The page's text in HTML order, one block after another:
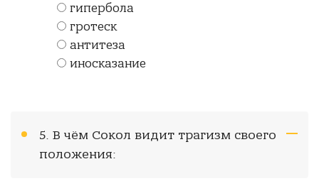
гипербола
гротеск
антитеза
иносказание
5. В чём Сокол видит трагизм своего
положения: